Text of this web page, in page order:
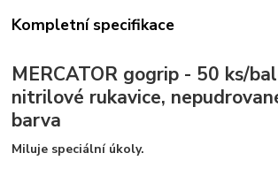
Kompletní specifikace
MERCATOR gogrip - 50 ks/
nitrilové rukavice,
barva
Miluje speciální úkoly.